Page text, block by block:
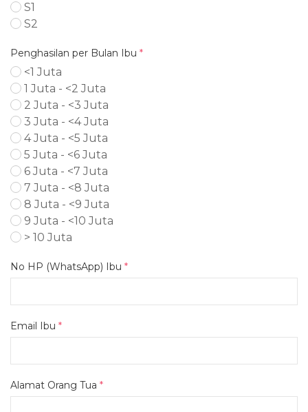
S1
S2
Penghasilan per Bulan Ibu *
<1 Juta
1 Juta - <2 Juta
2 Juta - <3 Juta
3 Juta - <4 Juta
4 Juta - <5 Juta
5 Juta - <6 Juta
6 Juta - <7 Juta
7 Juta - <8 Juta
8 Juta - <9 Juta
9 Juta - <10 Juta
> 10 Juta
No HP (WhatsApp) Ibu *
Email Ibu *
Alamat Orang Tua *